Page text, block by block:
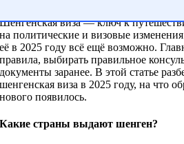
Шенгенская виза — ключ к
на политические и визовые
её в 2025 году всё ещё возможно.
правила, выбирать правильное
документы заранее. В этой статье
шенгенская виза в 2025 году, на что
нового появилось.
Какие страны выдают шенген?